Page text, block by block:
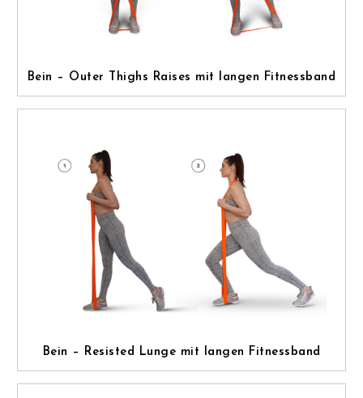
Bein – Outer Thighs Raises mit langen Fitnessband
Bein – Resisted Lunge mit langen Fitnessband